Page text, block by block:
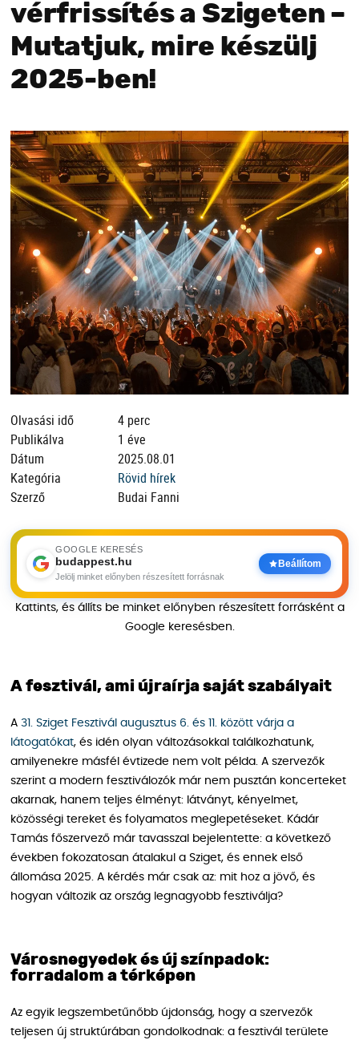
vérfrissítés a Szigeten –
Mutatjuk, mire készülj
2025-ben!
Olvasási idő
4 perc
Publikálva
1 éve
Dátum
2025.08.01
Kategória
Rövid hírek
Szerző
Budai Fanni
GOOGLE KERESÉS
budappest.hu
Jelölj minket előnyben részesített forrásnak
Beállítom
Kattints, és állíts be minket előnyben részesített forrásként a
Google keresésben.
A fesztivál, ami újraírja saját szabályait
A 31. Sziget Fesztivál augusztus 6. és 11. között várja a
látogatókat, és idén olyan változásokkal találkozhatunk,
amilyenekre másfél évtizede nem volt példa. A szervezők
szerint a modern fesztiválozók már nem pusztán koncerteket
akarnak, hanem teljes élményt: látványt, kényelmet,
közösségi tereket és folyamatos meglepetéseket. Kádár
Tamás főszervező már tavasszal bejelentette: a következő
években fokozatosan átalakul a Sziget, és ennek első
állomása 2025. A kérdés már csak az: mit hoz a jövő, és
hogyan változik az ország legnagyobb fesztiválja?
Városnegyedek és új színpadok:
forradalom a térképen
Az egyik legszembetűnőbb újdonság, hogy a szervezők
teljesen új struktúrában gondolkodnak: a fesztivál területe